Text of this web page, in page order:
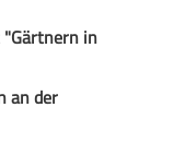
"Gärtnern in
an der